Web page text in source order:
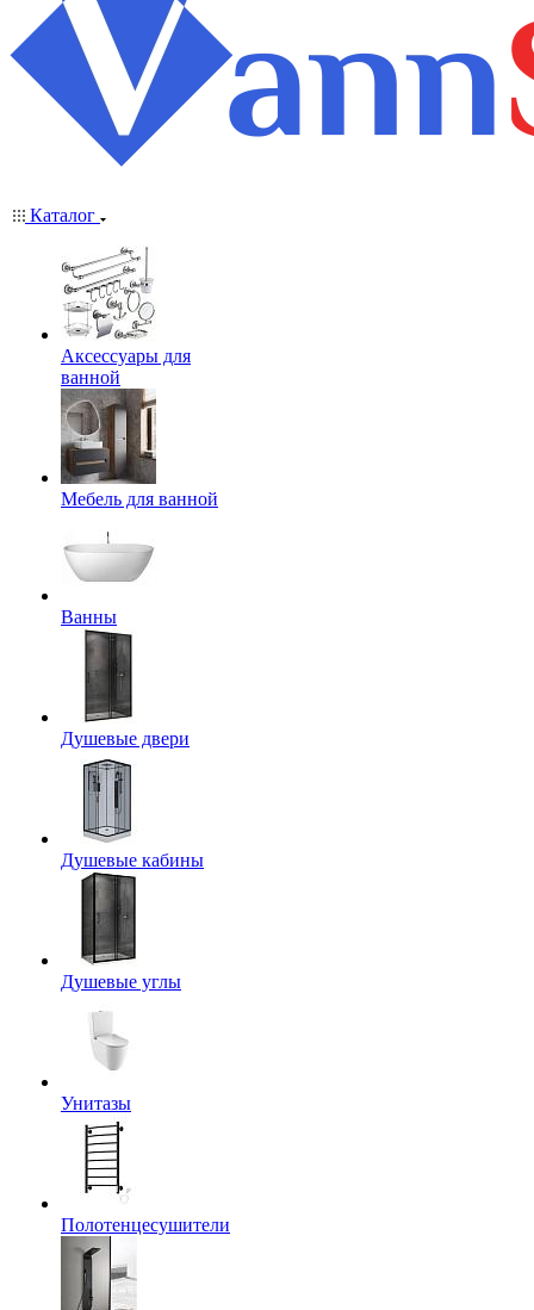
Каталог
Аксессуары для
ванной
Мебель для ванной
Ванны
Душевые двери
Душевые кабины
Душевые углы
Унитазы
Полотенцесушители